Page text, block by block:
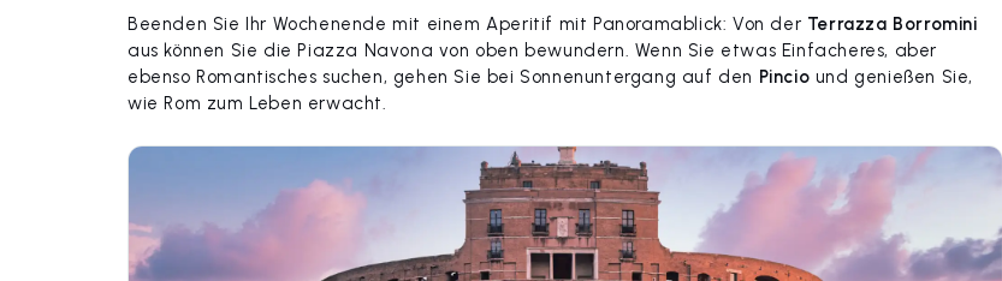
Beenden Sie Ihr Wochenende mit einem Aperitif mit Panoramablick: Von der Terrazza Borromini
aus können Sie die Piazza Navona von oben bewundern. Wenn Sie etwas Einfacheres, aber
ebenso Romantisches suchen, gehen Sie bei Sonnenuntergang auf den Pincio und genießen Sie,
wie Rom zum Leben erwacht.